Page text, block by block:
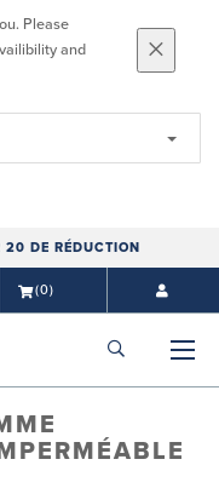
Please
and
20 DE RÉDUCTION
(0)